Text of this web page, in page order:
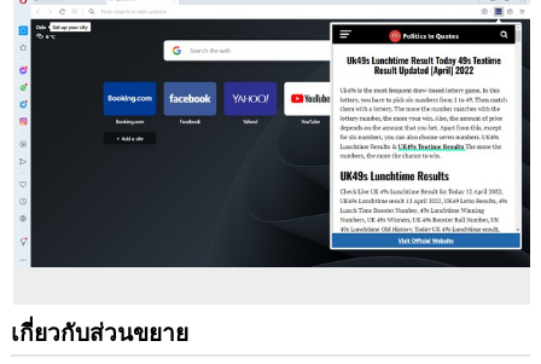
เกี่ยวกับส่วนขยาย